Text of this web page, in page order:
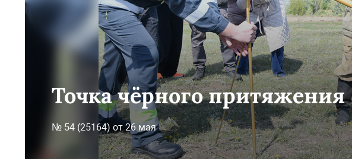
Точка чёрного притяжения
№ 54 (25164) от 26 мая